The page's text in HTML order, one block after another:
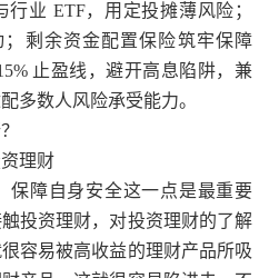
业 ETF，用定投摊薄风险；
剩余资金配置保险筑牢保障
止盈线，避开高息陷阱，兼
多数人风险承受能力。
理财
保障自身安全这一点是最重要
投资理财，对投资理财的了解
容易被高收益的理财产品所吸